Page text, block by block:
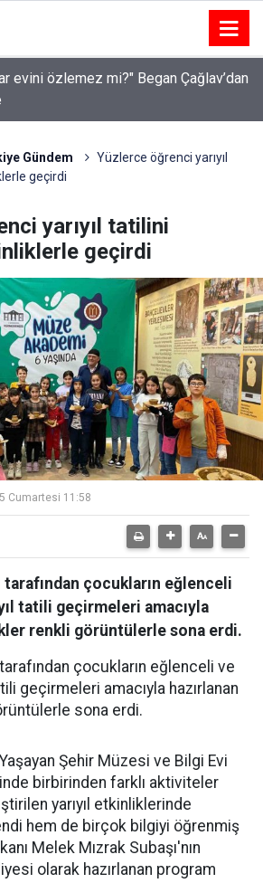
evini özlemez mi?" Began Çağlav’dan
çöp konteynerleri dezenfekte
Gündem
Yüzlerce öğrenci yarıyıl
geçirdi
yarıyıl tatilini
geçirdi
Cumartesi 11:58
çocukların eğlenceli
tatili geçirmeleri amacıyla
renkli görüntülerle sona erdi.
çocukların eğlenceli ve
geçirmeleri amacıyla hazırlanan
sona erdi.
Şehir Müzesi ve Bilgi Evi
birbirinden farklı aktiviteler
yarıyıl etkinliklerinde
hem de birçok bilgiyi öğrenmiş
Melek Mızrak Subaşı'nın
olarak hazırlanan program